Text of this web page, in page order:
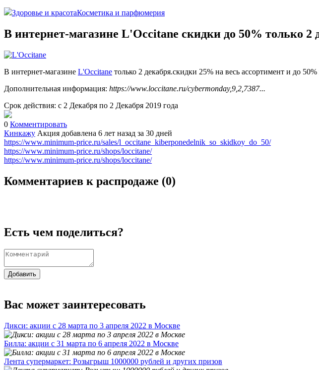
Здоровье и красотаКосметика и парфюмерия
В интернет-магазине L'Occitane скидки до 50% только 2
В интернет-магазине L'Occitane только 2 декабря.скидки 25% на весь ассортимент и до
Дополнительная информация: https://www.loccitane.ru/cybermonday,9,2,7387...
Срок действия: с 2 Декабря по 2 Декабря 2019 года
0 Комментировать
Кинкажу Акция добавлена 6 лет назад за 30 дней
https://www.minimum-price.ru/sales/l_occitane_kiberponedelnik_so_skidkoy_do_50/
https://www.minimum-price.ru/shops/loccitane/
https://www.minimum-price.ru/shops/loccitane/
Комментариев к распродаже (0)
Есть чем поделиться?
Добавить
Вас может заинтересовать
Дикси: акции с 28 марта по 3 апреля 2022 в Москве
Билла: акции с 31 марта по 6 апреля 2022 в Москве
Лента супермаркет: Розыгрыш 1000000 рублей и других призов